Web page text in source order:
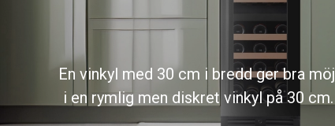
En vinkyl med 30 cm i bredd ger bra
i en rymlig men diskret vinkyl på 30